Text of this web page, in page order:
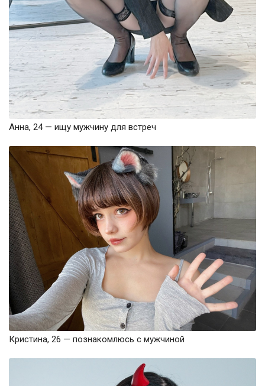
Анна, 24 — ищу мужчину для встреч
Кристина, 26 — познакомлюсь с мужчиной